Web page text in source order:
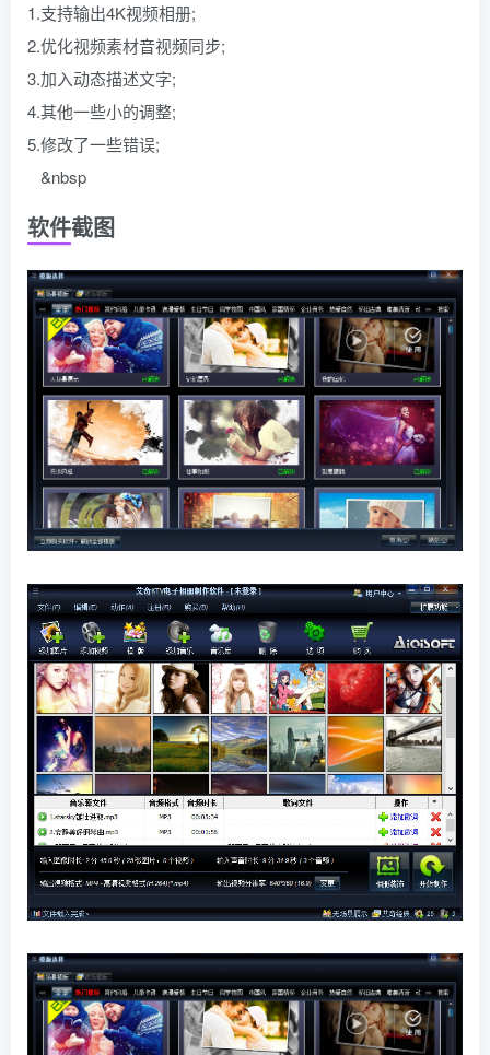
1.支持输出4K视频相册;
2.优化视频素材音视频同步;
3.加入动态描述文字;
4.其他一些小的调整;
5.修改了一些错误;
&nbsp
软件截图